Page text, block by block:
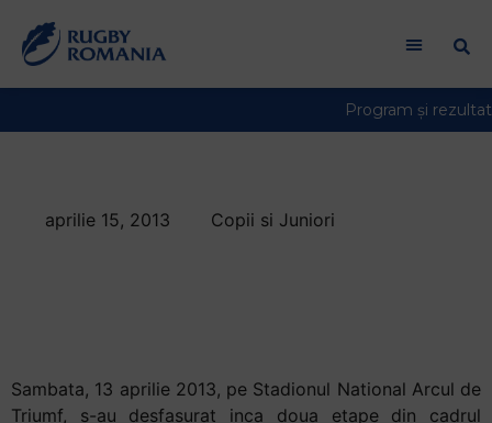
aprilie 15, 2013 Copii si Juniori
Sambata, 13 aprilie 2013, pe Stadionul National Arcul de
Triumf, s-au desfasurat inca doua etape din cadrul